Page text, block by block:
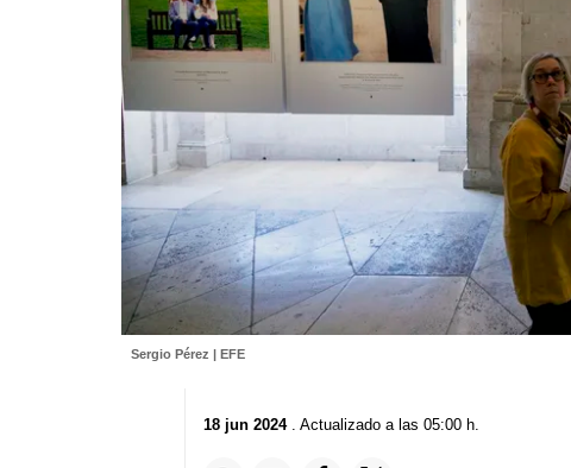
Sergio Pérez | EFE
18 jun 2024. Actualizado a las 05:00 h.